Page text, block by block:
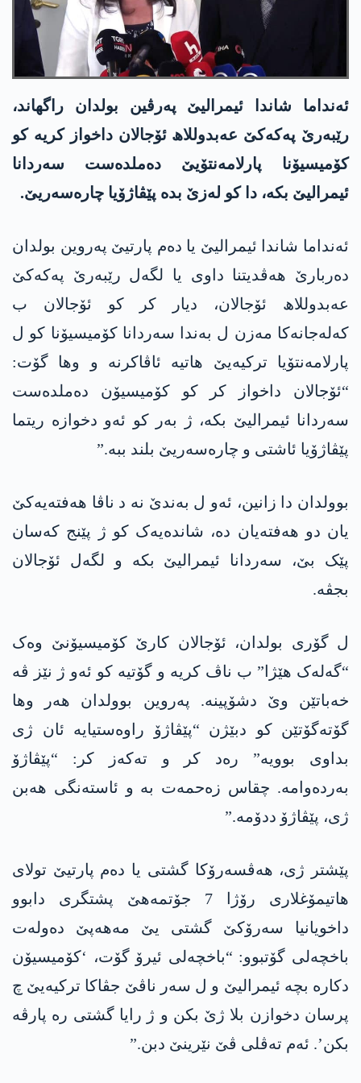
ئەنداما شاندا ئیمرالیێ پەرڤین بولدان راگھاند،
رێبەرێ پەکەکێ عەبدوللاھ ئۆجالان داخواز کریە کو
کۆمیسیۆنا پارلامەنتۆیێ دەملدەست سەردانا
ئیمرالیێ بکە، دا کو لەزێ بدە پێڤاژۆیا چارەسەریێ.
ئەنداما شاندا ئیمرالیێ یا دەم پارتیێ پەروین بولدان
دەربارێ ھەڤدیتنا داوی یا لگەل رێبەرێ پەکەکێ
عەبدوللاھ ئۆجالان، دیار کر کو ئۆجالان ب
کەلەجانەکا مەزن ل بەندا سەردانا کۆمیسیۆنا کو ل
پارلامەنتۆیا ترکیەیێ ھاتیە ئاڤاکرنە و وھا گۆت:
“ئۆجالان داخواز کر کو کۆمیسیۆن دەملدەست
سەردانا ئیمرالیێ بکە، ژ بەر کو ئەو دخوازە ریتما
پێڤاژۆیا ئاشتی و چارەسەریێ بلند ببە.”
بوولدان دا زانین، ئەو ل بەندێ نە د ناڤا ھەفتەیەکێ
یان دو ھەفتەیان دە، شاندەیەک کو ژ پێنج کەسان
پێک بێ، سەردانا ئیمرالیێ بکە و لگەل ئۆجالان
بجڤە.
ل گۆری بولدان، ئۆجالان کارێ کۆمیسیۆنێ وەک
“گەلەک ھێژا” ب ناڤ کریە و گۆتیە کو ئەو ژ نێز ڤە
خەباتێن وێ دشۆپینە. پەروین بوولدان ھەر وھا
گۆتەگۆتێن کو دبێژن “پێڤاژۆ راوەستیایە ئان ژی
بداوی بوویە” رەد کر و تەکەز کر: “پێڤاژۆ
بەردەوامە. چقاس زەحمەت بە و ئاستەنگی ھەبن
ژی، پێڤاژۆ ددۆمە.”
پێشتر ژی، ھەڤسەرۆکا گشتی یا دەم پارتیێ تولای
ھاتیمۆغلاری رۆژا 7 جۆتمەھێ پشتگری دابوو
داخویانیا سەرۆکێ گشتی یێ مەھەپێ دەولەت
باخچەلی گۆتبوو: “باخچەلی ئیرۆ گۆت، ‘کۆمیسیۆن
دکارە بچە ئیمرالیێ و ل سەر ناڤێ جڤاکا ترکیەیێ چ
پرسان دخوازن بلا ژێ بکن و ژ رایا گشتی رە پارڤە
بکن’. ئەم تەڤلی ڤێ نێرینێ دبن.”